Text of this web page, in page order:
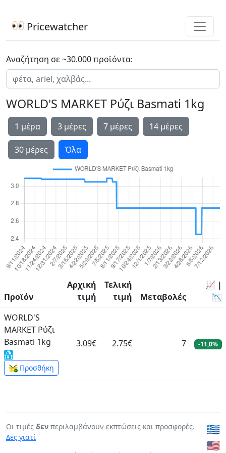
Pricewatcher
Αναζήτηση σε ~30.000 προϊόντα:
WORLD'S MARKET Ρύζι Basmati 1kg
1 μέρα 3 μέρες 7 μέρες 14 μέρες
30 μέρες Όλα
Προϊόν
Αρχική
τιμή
Τελική
τιμή
Μεταβολές
📈 |
📉
WORLD'S
MARKET Ρύζι
Basmati 1kg
Προσθήκη
3.09€ 2.75€ 7 -11,0%
Οι τιμές δεν περιλαμβάνουν εκπτώσεις και προσφορές.
Δες γιατί
🇬🇷
🇺🇸